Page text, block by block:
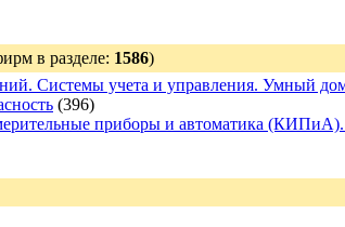
в разделе: 1586)
Системы учета и управления. Умный
(396)
приборы и автоматика